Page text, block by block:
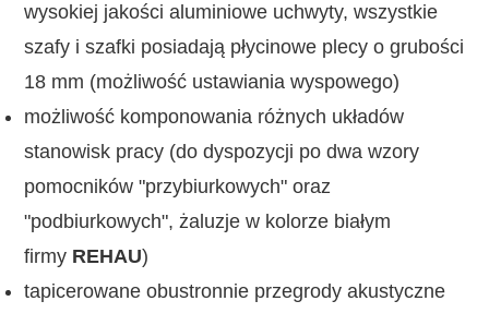
wysokiej jakości aluminiowe uchwyty, wszystkie
szafy i szafki posiadają płycinowe plecy o grubości
18 mm (możliwość ustawiania wyspowego)
możliwość komponowania różnych układów
stanowisk pracy (do dyspozycji po dwa wzory
pomocników "przybiurkowych" oraz
"podbiurkowych", żaluzje w kolorze białym
firmy REHAU)
tapicerowane obustronnie przegrody akustyczne